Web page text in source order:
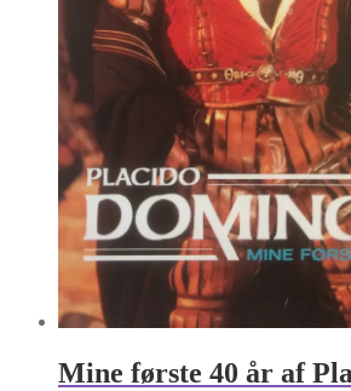
Mine første 40 år af